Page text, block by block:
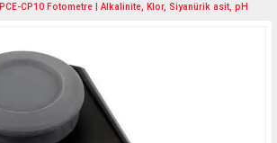
PCE-CP10 Fotometre | Alkalinite, Klor, Siyanürik asit, pH